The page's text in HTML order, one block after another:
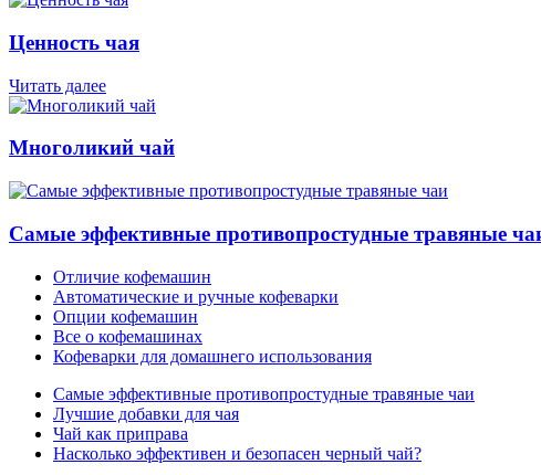
Ценность чая
Читать далее
Многоликий чай
Самые эффективные противопростудные травяные
Отличие кофемашин
Автоматические и ручные кофеварки
Опции кофемашин
Все о кофемашинах
Кофеварки для домашнего использования
Самые эффективные противопростудные травяные чаи
Лучшие добавки для чая
Чай как приправа
Насколько эффективен и безопасен черный чай?